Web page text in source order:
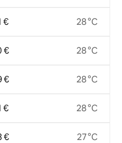
€
€
€
€
€
28 °C
28 °C
28 °C
28 °C
27 °C